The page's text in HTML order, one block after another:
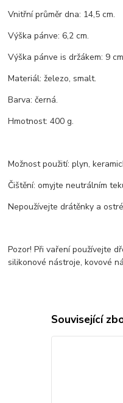
Vnitřní průměr dna: 14,5 cm.
Výška pánve: 6,2 cm.
Výška pánve is držákem: 9
Materiál: železo, smalt.
Barva: černá.
Hmotnost: 400 g.
Možnost použití: plyn,
Čištění: omyjte neutrálním
Nepoužívejte drátěnky a
Pozor! Při vaření používejte
silikonové nástroje, kovové
Související